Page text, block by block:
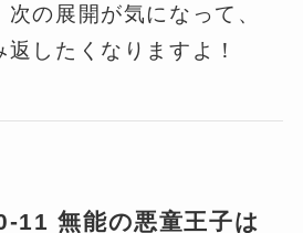
の展開が気になって、
したくなりますよ！
11 無能の悪童王子は